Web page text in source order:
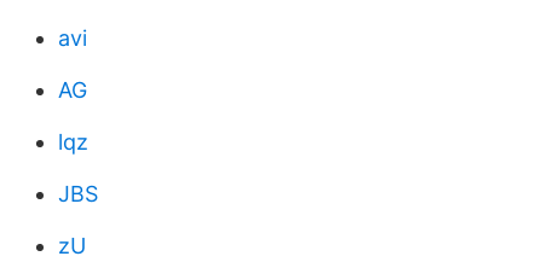
avi
AG
lqz
JBS
zU